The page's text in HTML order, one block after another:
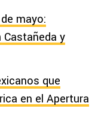
mayo:
y
que
en el Apertura